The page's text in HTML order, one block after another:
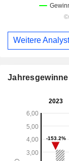
Weitere